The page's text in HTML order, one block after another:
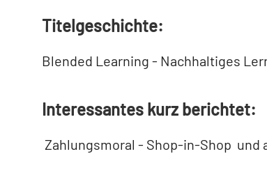
Titelgeschichte:
Blended Learning - Nachhaltiges
Interessantes kurz berichtet:
Zahlungsmoral - Shop-in-Shop und